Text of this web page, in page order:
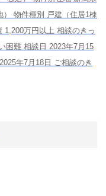
） 物件種別 戸建（住居1棟
1,200万円以上 相談のきっ
困難 相談日 2023年7月15
年7月18日 ご相談のき